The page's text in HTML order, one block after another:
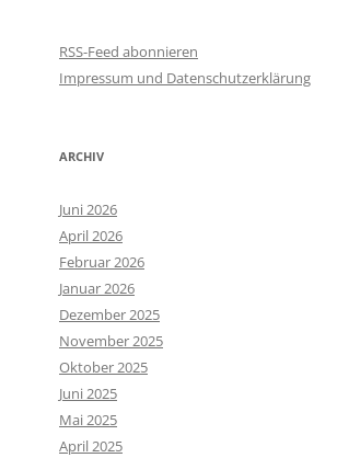
RSS-Feed abonnieren
Impressum und Datenschutzerklärung
ARCHIV
Juni 2026
April 2026
Februar 2026
Januar 2026
Dezember 2025
November 2025
Oktober 2025
Juni 2025
Mai 2025
April 2025